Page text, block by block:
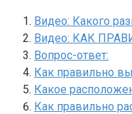
Видео: Какого
Видео: КАК
Вопрос-ответ:
Как правильно
Какое
Как правильно